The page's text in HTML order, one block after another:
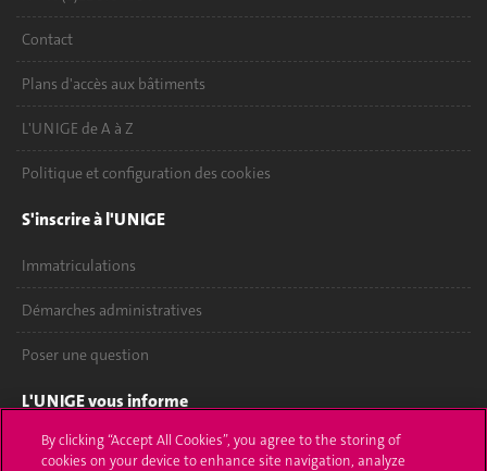
Contact
Plans d'accès aux bâtiments
L'UNIGE de A à Z
Politique et configuration des cookies
S'inscrire à l'UNIGE
Immatriculations
Démarches administratives
Poser une question
L'UNIGE vous informe
UNIGE Mobile
By clicking “Accept All Cookies”, you agree to the storing of
cookies on your device to enhance site navigation, analyze